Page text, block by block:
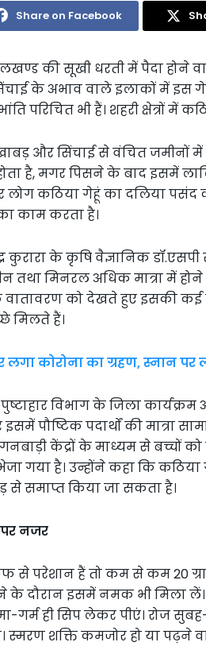
Share on Facebook
की सूखी धरती में पैदा होने
के अभाव वाले इलाकों में इस
परिचित भी हैं। शहरी क्षेत्रों में
और सिंचाई से वंचित जमीनों में
है, मगर पिसने के बाद इसमें
लोग कठिया गेहूं का दलिया
काम करता है।
कुरारा के कृषि वैज्ञानिक
तथा मिनरल अधिक मात्रा में
को देखते हुए इसकी कई
मिलते हैं।
कोरोना का ग्रहण, स्नान पर
विभाग के जिला
पौष्टिक पदार्थों की मात्रा
केंद्रों के माध्यम से बच्चों
गया है। उन्होंने कहा कि
समाप्त किया जा सकता है।
नजर
परेशान हैं तो कम से कम 20
के दौरान इसमें नमक भी मिला लें।
गर्म ही सिप लेकर पीएं। रोज
शक्ति कमजोर हो या पढ़ने